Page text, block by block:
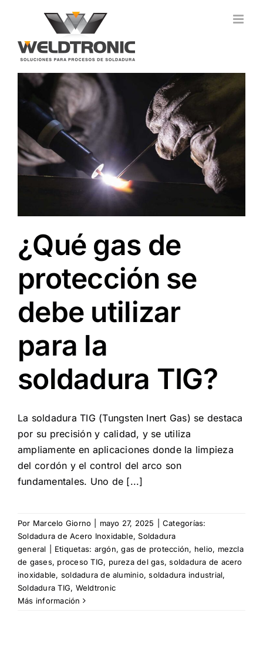
contenido
¿Qué gas de
protección se
debe utilizar
para la
soldadura TIG?
La soldadura TIG (Tungsten Inert Gas) se destaca
por su precisión y calidad, y se utiliza
ampliamente en aplicaciones donde la limpieza
del cordón y el control del arco son
fundamentales. Uno de [...]
Por Marcelo Giorno mayo 27, 2025
Categorías:
Soldadura de Acero Inoxidable,Soldadura
general
Etiquetas: argón,gas de protección, helio, mezcla
de gases, proceso TIG, pureza del gas,soldadura de acero
inoxidable, soldadura de aluminio,soldadura industrial,
Soldadura TIG, Weldtronic
Más información